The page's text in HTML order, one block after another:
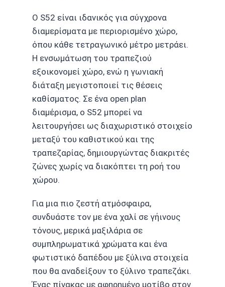
Ο S52 είναι ιδανικός για σύγχρονα
διαμερίσματα με περιορισμένο χώρο,
όπου κάθε τετραγωνικό μέτρο μετράει.
Η ενσωμάτωση του τραπεζιού
εξοικονομεί χώρο, ενώ η γωνιακή
διάταξη μεγιστοποιεί τις θέσεις
καθίσματος. Σε ένα open plan
διαμέρισμα, ο S52 μπορεί να
λειτουργήσει ως διαχωριστικό στοιχείο
μεταξύ του καθιστικού και της
τραπεζαρίας, δημιουργώντας διακριτές
ζώνες χωρίς να διακόπτει τη ροή του
χώρου.
Για μια πιο ζεστή ατμόσφαιρα,
συνδυάστε τον με ένα χαλί σε γήινους
τόνους, μερικά μαξιλάρια σε
συμπληρωματικά χρώματα και ένα
φωτιστικό δαπέδου με ξύλινα στοιχεία
που θα αναδείξουν το ξύλινο τραπεζάκι.
Ένας πίνακας με αφηρημένο μοτίβο στον